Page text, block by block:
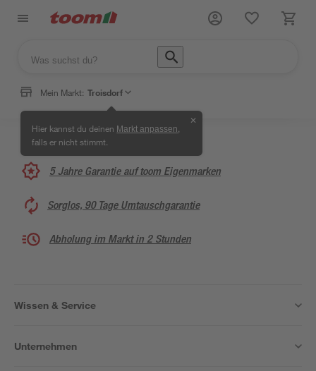
Mein Markt: Troisdorf
Hier kannst du deinen Markt anpassen
falls er nicht stimmt.
✕
5 Jahre Garantie auf toom Eigenmarken
Sorglos, 90 Tage Umtauschgarantie
Abholung im Markt in 2 Stunden
Wissen & Service
Unternehmen